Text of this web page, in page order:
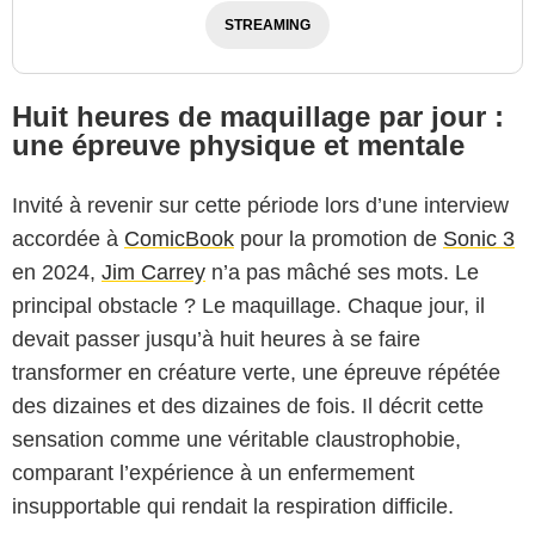
STREAMING
Huit heures de maquillage par jour :
une épreuve physique et mentale
Invité à revenir sur cette période lors d’une interview
accordée à ComicBook pour la promotion de Sonic 3
en 2024, Jim Carrey n’a pas mâché ses mots. Le
principal obstacle ? Le maquillage. Chaque jour, il
devait passer jusqu’à huit heures à se faire
transformer en créature verte, une épreuve répétée
des dizaines et des dizaines de fois. Il décrit cette
sensation comme une véritable claustrophobie,
comparant l’expérience à un enfermement
insupportable qui rendait la respiration difficile.